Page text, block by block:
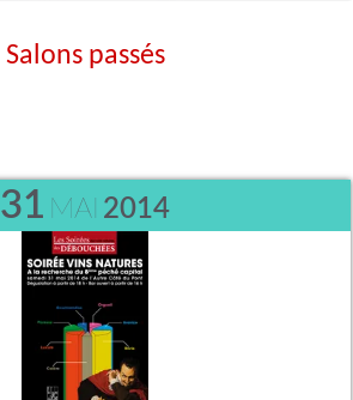
Salons passés
31 MAI 2014